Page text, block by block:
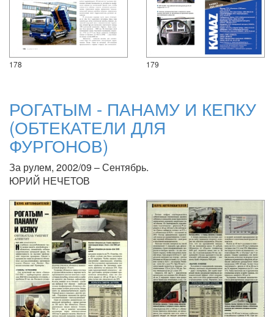
178 179
РОГАТЫМ - ПАНАМУ И КЕПКУ
(ОБТЕКАТЕЛИ ДЛЯ
ФУРГОНОВ)
За рулем, 2002/09 – Сентябрь.
ЮРИЙ НЕЧЕТОВ